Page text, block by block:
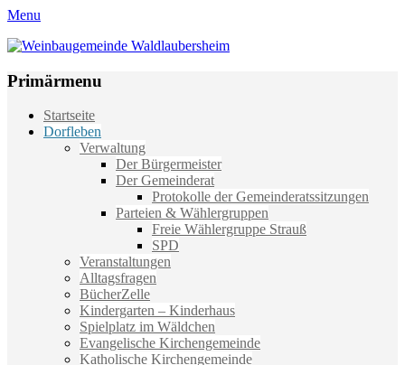
Menu
Weinbaugemeinde Waldlaubersheim
Primärmenu
Weiter
zum
Startseite
Dorfleben
Verwaltung
Der Bürgermeister
Der Gemeinderat
Protokolle der Gemeinderatssitzungen
Parteien & Wählergruppen
Freie Wählergruppe Strauß
SPD
Veranstaltungen
Alltagsfragen
BücherZelle
Kindergarten – Kinderhaus
Spielplatz im Wäldchen
Evangelische Kirchengemeinde
Katholische Kirchengemeinde